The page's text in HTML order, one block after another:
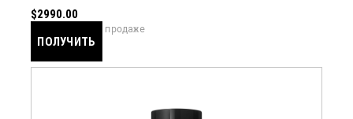
$2990.00
ПОЛУЧИТЬ
скоро в продаже